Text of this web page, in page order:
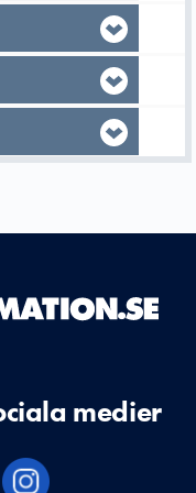
medier